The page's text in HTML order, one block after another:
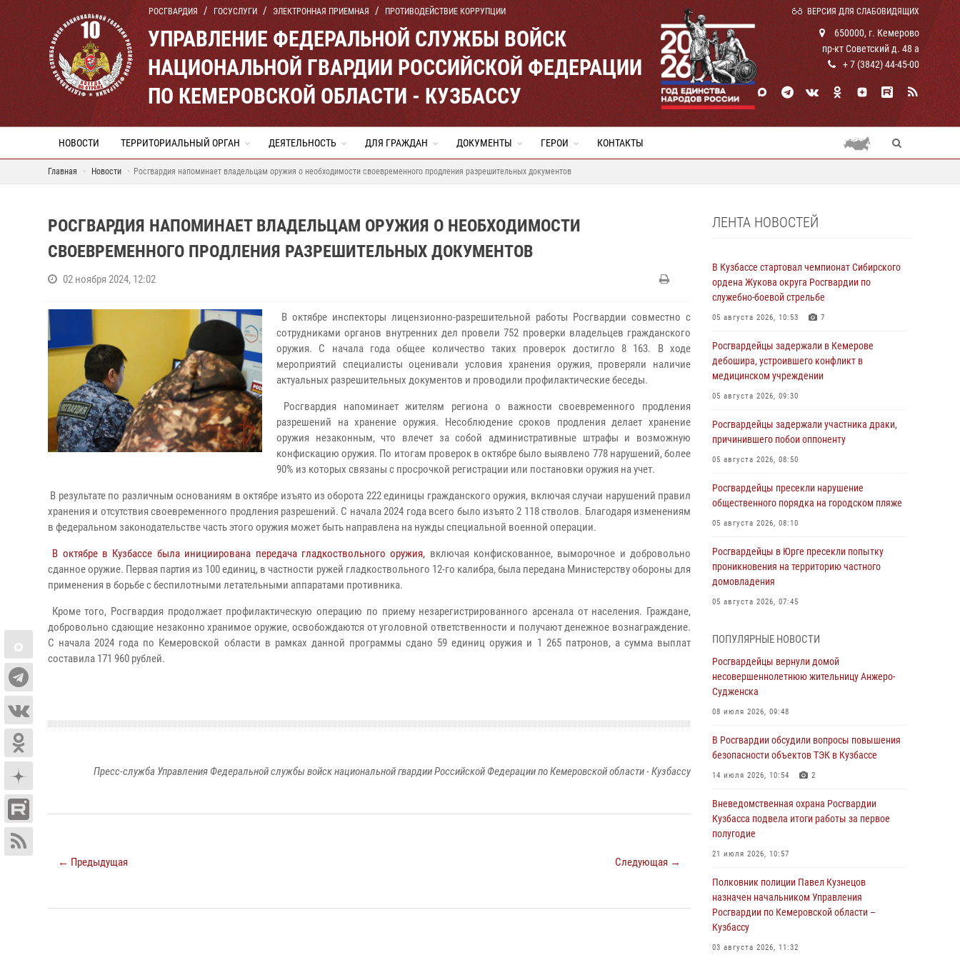
РОСГВАРДИЯ ГОСУСЛУГИ ЭЛЕКТРОННАЯ ПРИЕМНАЯ ПРОТИВОДЕЙСТВИЕ КОРРУПЦИИ ВЕРСИЯ ДЛЯ СЛАБОВИДЯЩИХ
УПРАВЛЕНИЕ ФЕДЕРАЛЬНОЙ СЛУЖБЫ ВОЙСК
НАЦИОНАЛЬНОЙ ГВАРДИИ РОССИЙСКОЙ ФЕДЕРАЦИИ
ПО КЕМЕРОВСКОЙ ОБЛАСТИ - КУЗБАССУ
650000, г. Кемерово
пр-кт Советский д. 48 а
+ 7 (3842) 44-45-00
НОВОСТИ ТЕРРИТОРИАЛЬНЫЙ ОРГАН ДЕЯТЕЛЬНОСТЬ ДЛЯ ГРАЖДАН ДОКУМЕНТЫ ГЕРОИ КОНТАКТЫ
Главная Новости Росгвардия напоминает владельцам оружия о необходимости своевременного продления разрешительных документов
РОСГВАРДИЯ НАПОМИНАЕТ ВЛАДЕЛЬЦАМ ОРУЖИЯ О НЕОБХОДИМОСТИ
СВОЕВРЕМЕННОГО ПРОДЛЕНИЯ РАЗРЕШИТЕЛЬНЫХ ДОКУМЕНТОВ
02 ноября 2024, 12:02
В октябре инспекторы лицензионно-разрешительной работы Росгвардии совместно с
сотрудниками органов внутренних дел провели 752 проверки владельцев гражданского
оружия. С начала года общее количество таких проверок достигло 8 163. В ходе
мероприятий специалисты оценивали условия хранения оружия, проверяли наличие
актуальных разрешительных документов и проводили профилактические беседы.
Росгвардия напоминает жителям региона о важности своевременного продления
разрешений на хранение оружия. Несоблюдение сроков продления делает хранение
оружия незаконным, что влечет за собой административные штрафы и возможную
конфискацию оружия. По итогам проверок в октябре было выявлено 778 нарушений, более
90% из которых связаны с просрочкой регистрации или постановки оружия на учет.
В результате по различным основаниям в октябре изъято из оборота 222 единицы гражданского оружия, включая случаи нарушений правил
хранения и отсутствия своевременного продления разрешений. С начала 2024 года всего было изъято 2 118 стволов. Благодаря изменениям
в федеральном законодательстве часть этого оружия может быть направлена на нужды специальной военной операции.
В октябре в Кузбассе была инициирована передача гладкоствольного оружия, включая конфискованное, выморочное и добровольно
сданное оружие. Первая партия из 100 единиц, в частности ружей гладкоствольного 12-го калибра, была передана Министерству обороны для
применения в борьбе с беспилотными летательными аппаратами противника.
Кроме того, Росгвардия продолжает профилактическую операцию по приему незарегистрированного арсенала от населения. Граждане,
добровольно сдающие незаконно хранимое оружие, освобождаются от уголовной ответственности и получают денежное вознаграждение.
С начала 2024 года по Кемеровской области в рамках данной программы сдано 59 единиц оружия и 1 265 патронов, а сумма выплат
составила 171 960 рублей.
Пресс-служба Управления Федеральной службы войск национальной гвардии Российской Федерации по Кемеровской области - Кузбассу
← Предыдущая Следующая →
ЛЕНТА НОВОСТЕЙ
В Кузбассе стартовал чемпионат Сибирского
ордена Жукова округа Росгвардии по
служебно-боевой стрельбе
05 августа 2026, 10:53 7
Росгвардейцы задержали в Кемерове
дебошира, устроившего конфликт в
медицинском учреждении
05 августа 2026, 09:30
Росгвардейцы задержали участника драки,
причинившего побои оппоненту
05 августа 2026, 08:50
Росгвардейцы пресекли нарушение
общественного порядка на городском пляже
05 августа 2026, 08:10
Росгвардейцы в Юрге пресекли попытку
проникновения на территорию частного
домовладения
05 августа 2026, 07:45
бронзу чемпионата России по парашютно-
атлетическому многоборью
04 августа 2026, 10:48 2
Кузбассовцы высоко оценили качество
подразделениями ЛРР Росгвардии
04 августа 2026, 09:42
юных путешественников из Новокузнецка
04 августа 2026, 08:42
Росгвардейцы задержали нарушителя
кемеровской гостинице
04 августа 2026, 07:41
Кемеровские росгвардейцы пресекли
попытку хищения товара путем подмены
ПОПУЛЯРНЫЕ НОВОСТИ
Росгвардейцы вернули домой
несовершеннолетнюю жительницу Анжеро-
Судженска
08 июля 2026, 09:48
В Росгвардии обсудили вопросы повышения
безопасности объектов ТЭК в Кузбассе
14 июля 2026, 10:54 2
Вневедомственная охрана Росгвардии
Кузбасса подвела итоги работы за первое
полугодие
21 июля 2026, 10:57
Полковник полиции Павел Кузнецов
назначен начальником Управления
Росгвардии по Кемеровской области –
Кузбассу
03 августа 2026, 11:32